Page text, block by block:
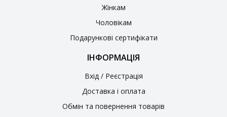
Жінкам
Чоловікам
Подарункові сертифікати
ІНФОРМАЦІЯ
Вхід / Реєстрація
Доставка і оплата
Обмін та повернення товарів